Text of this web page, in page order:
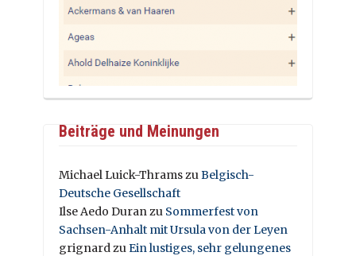
Beiträge und Meinungen
Michael Luick-ThramszuBelgisch-
Deutsche Gesellschaft
Ilse Aedo Duranzu Sommerfest von
Sachsen-Anhalt mit Ursula von der Leyen
grignardzuEin lustiges, sehr gelungenes